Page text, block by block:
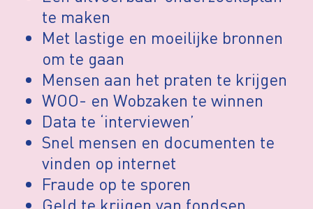
te maken
Met lastige en moeilijke bronnen
om te gaan
Mensen aan het praten te krijgen
WOO- en Wobzaken te winnen
Data te ‘interviewen’
Snel mensen en documenten te
vinden op internet
Fraude op te sporen
Geld te krijgen van fondsen